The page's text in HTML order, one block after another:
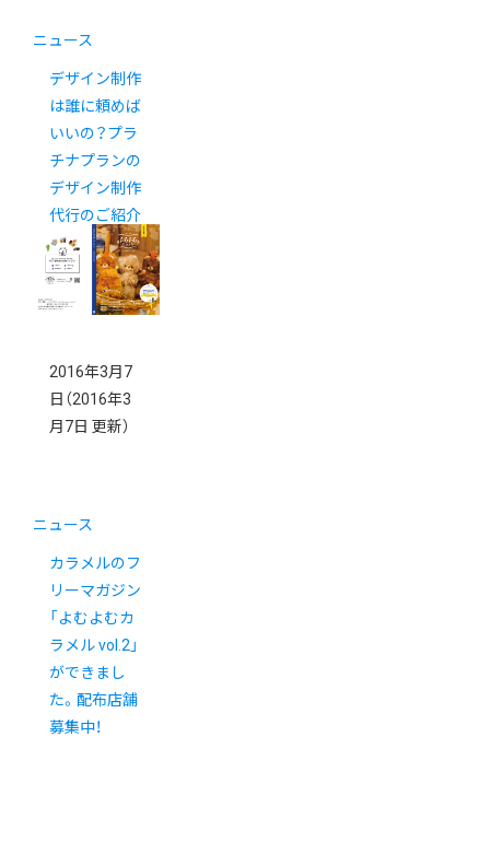
ニュース
デザイン制作
は誰に頼めば
いいの？プラ
チナプランの
デザイン制作
代行のご紹介
2016年3月7
日 （2016年3
月7日 更新）
ニュース
カラメルのフ
リーマガジン
「よむよむカ
ラメル vol.2」
ができまし
た。配布店舗
募集中！